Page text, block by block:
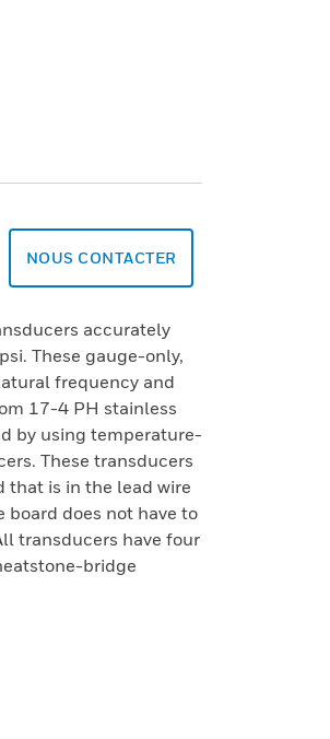
NOUS CONTACTER
accurately
These gauge-only,
frequency and
17-4 PH stainless
by using temperature-
These transducers
that is in the lead wire
board does not have to
transducers have four
bridge